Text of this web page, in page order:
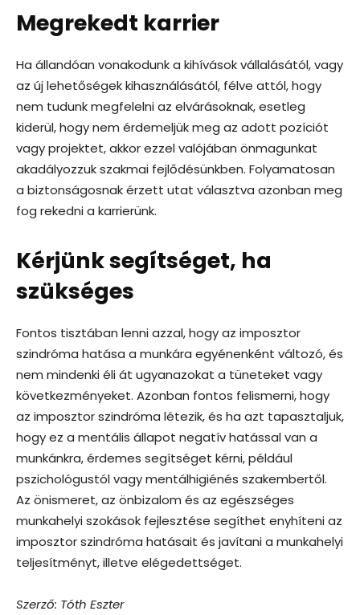
Megrekedt karrier
Ha állandóan vonakodunk a kihívások vállalásától, vagy
az új lehetőségek kihasználásától, félve attól, hogy
nem tudunk megfelelni az elvárásoknak, esetleg
kiderül, hogy nem érdemeljük meg az adott pozíciót
vagy projektet, akkor ezzel valójában önmagunkat
akadályozzuk szakmai fejlődésünkben. Folyamatosan
a biztonságosnak érzett utat választva azonban meg
fog rekedni a karrierünk.
Kérjünk segítséget, ha
szükséges
Fontos tisztában lenni azzal, hogy az imposztor
szindróma hatása a munkára egyénenként változó, és
nem mindenki éli át ugyanazokat a tüneteket vagy
következményeket. Azonban fontos felismerni, hogy
az imposztor szindróma létezik, és ha azt tapasztaljuk,
hogy ez a mentális állapot negatív hatással van a
munkánkra, érdemes segítséget kérni, például
pszichológustól vagy mentálhigiénés szakembertől.
Az önismeret, az önbizalom és az egészséges
munkahelyi szokások fejlesztése segíthet enyhíteni az
imposztor szindróma hatásait és javítani a munkahelyi
teljesítményt, illetve elégedettséget.
Szerző: Tóth Eszter